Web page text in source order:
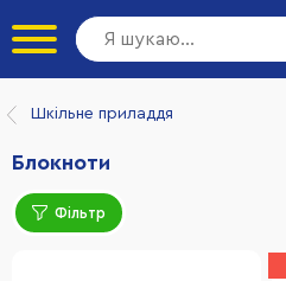
Шкільне приладдя
Блокноти
Фільтр